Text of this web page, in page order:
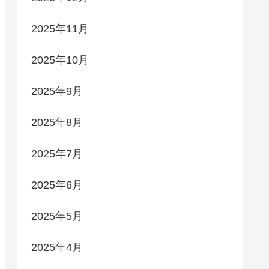
2025年11月
2025年10月
2025年9月
2025年8月
2025年7月
2025年6月
2025年5月
2025年4月